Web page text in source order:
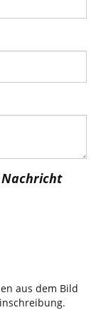
aus dem Bild